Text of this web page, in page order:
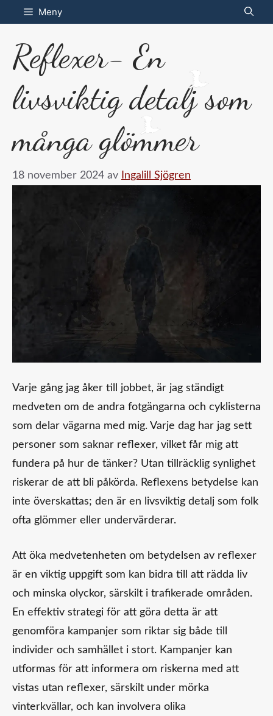
Hoppa
till
innehåll
Meny
Reflexer- En
livsviktig detalj som
många glömmer
18 november 2024 av Ingalill Sjögren
Varje gång jag åker till jobbet, är jag ständigt
medveten om de andra fotgängarna och cyklisterna
som delar vägarna med mig. Varje dag har jag sett
personer som saknar reflexer, vilket får mig att
fundera på hur de tänker? Utan tillräcklig synlighet
riskerar de att bli påkörda. Reflexens betydelse kan
inte överskattas; den är en livsviktig detalj som folk
ofta glömmer eller undervärderar.
Att öka medvetenheten om betydelsen av reflexer
är en viktig uppgift som kan bidra till att rädda liv
och minska olyckor, särskilt i trafikerade områden.
En effektiv strategi för att göra detta är att
genomföra kampanjer som riktar sig både till
individer och samhället i stort. Kampanjer kan
utformas för att informera om riskerna med att
vistas utan reflexer, särskilt under mörka
vinterkvällar, och kan involvera olika